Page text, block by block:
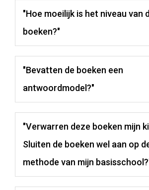
"Hoe moeilijk is het niveau van
boeken?"
"Bevatten de boeken een
antwoordmodel?"
"Verwarren deze boeken mijn
Sluiten de boeken wel aan op
methode van mijn